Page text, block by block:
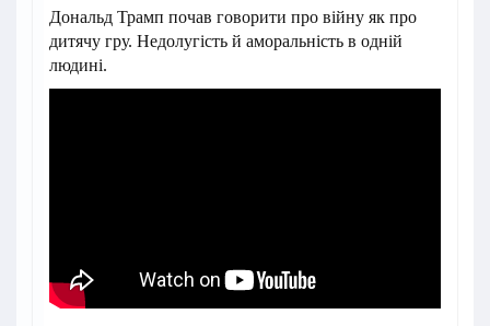
Дональд Трамп почав говорити про війну як про
дитячу гру. Недолугість й аморальність в одній
людині.